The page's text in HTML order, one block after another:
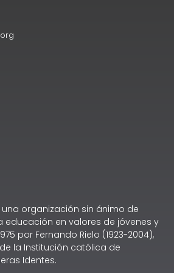
organización sin ánimo de
educación en valores de jóvenes y
por Fernando Rielo (1923-2004),
la Institución católica de
Identes.